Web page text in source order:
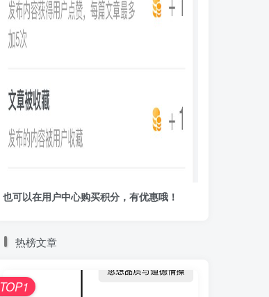
也可以在用户中心购买积分，有优惠哦！
热榜文章
TOP1